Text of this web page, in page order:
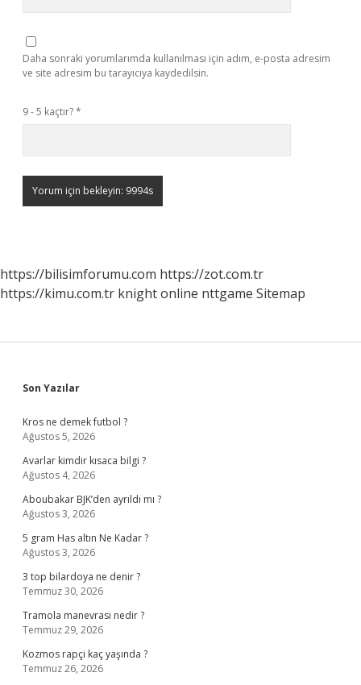
Daha sonraki yorumlarımda kullanılması için adım, e-posta adresim
ve site adresim bu tarayıcıya kaydedilsin.
9 - 5 kaçtır?*
https://bilisimforumu.com https://zot.com.tr
https://kimu.com.tr knight online nttgame Sitemap
Sidebar
Son Yazılar
Kros ne demek futbol ?
Ağustos 5, 2026
Avarlar kimdir kısaca bilgi ?
Ağustos 4, 2026
Aboubakar BJK’den ayrıldı mı ?
Ağustos 3, 2026
5 gram Has altın Ne Kadar ?
Ağustos 3, 2026
3 top bilardoya ne denir ?
Temmuz 30, 2026
Tramola manevrası nedir ?
Temmuz 29, 2026
Kozmos rapçi kaç yaşında ?
Temmuz 26, 2026